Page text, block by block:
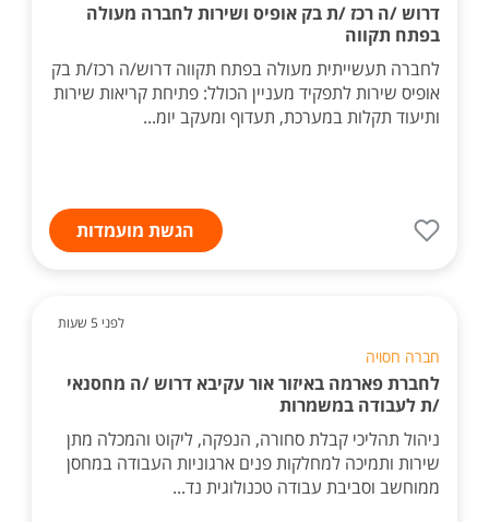
דרוש /ה רכז /ת בק אופיס ושירות לחברה מעולה
בפתח תקווה
לחברה תעשייתית מעולה בפתח תקווה דרוש/ה רכז/ת בק
אופיס שירות לתפקיד מעניין הכולל: פתיחת קריאות שירות
ותיעוד תקלות במערכת, תעדוף ומעקב יומ...
הגשת מועמדות
לפני 5 שעות
חברה חסויה
לחברת פארמה באיזור אור עקיבא דרוש /ה מחסנאי
/ת לעבודה במשמרות
ניהול תהליכי קבלת סחורה, הנפקה, ליקוט והמכלה מתן
שירות ותמיכה למחלקות פנים ארגוניות העבודה במחסן
ממוחשב וסביבת עבודה טכנולוגית נד...